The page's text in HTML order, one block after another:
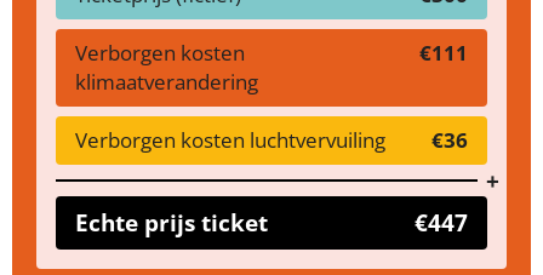
Verborgen kosten
klimaatverandering
€111
Verborgen kosten luchtvervuiling €36
Echte prijs ticket €447